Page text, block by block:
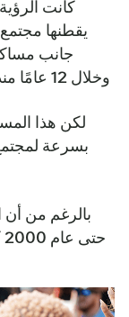
كانت
يقطنها
جانب
وخلال 12 عامًا منذ ذلك الحين، ظهرت منازل وأحياء جديدة.
لكن هذا
بالرغم من أن